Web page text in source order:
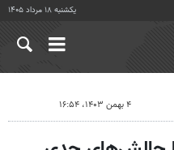
یکشنبه ۱۸ مرداد ۱۴۰۵
۴ بهمن ۱۴۰۳، ۱۶:۵۴